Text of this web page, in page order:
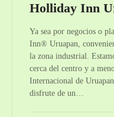
Holliday Inn
Ya sea por negocios o
Inn® Uruapan,
la zona industrial.
cerca del centro y a
Internacional de
disfrute de un…